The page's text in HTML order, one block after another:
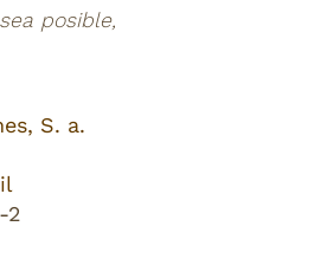
posible,
S. a.
2